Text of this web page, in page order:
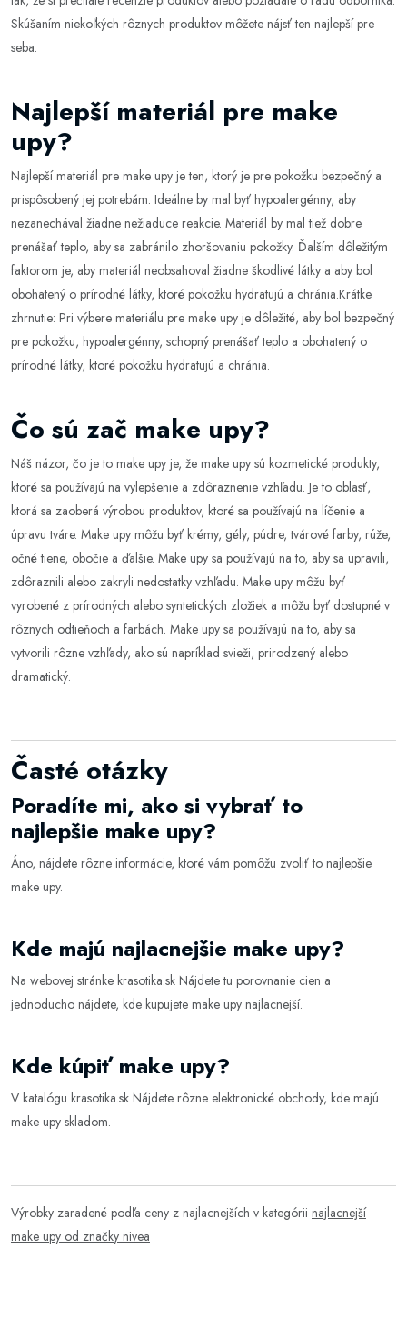
Skúšaním niekoľkých rôznych produktov môžete nájsť ten najlepší pre
seba.
Najlepší materiál pre make
upy?
Najlepší materiál pre make upy je ten, ktorý je pre pokožku bezpečný a
prispôsobený jej potrebám. Ideálne by mal byť hypoalergénny, aby
nezanechával žiadne nežiaduce reakcie. Materiál by mal tiež dobre
prenášať teplo, aby sa zabránilo zhoršovaniu pokožky. Ďalším dôležitým
faktorom je, aby materiál neobsahoval žiadne škodlivé látky a aby bol
obohatený o prírodné látky, ktoré pokožku hydratujú a chránia.Krátke
zhrnutie: Pri výbere materiálu pre make upy je dôležité, aby bol bezpečný
pre pokožku, hypoalergénny, schopný prenášať teplo a obohatený o
prírodné látky, ktoré pokožku hydratujú a chránia.
Čo sú zač make upy?
Náš názor, čo je to make upy je, že make upy sú kozmetické produkty,
ktoré sa používajú na vylepšenie a zdôraznenie vzhľadu. Je to oblasť,
ktorá sa zaoberá výrobou produktov, ktoré sa používajú na líčenie a
úpravu tváre. Make upy môžu byť krémy, gély, púdre, tvárové farby, rúže,
očné tiene, obočie a ďalšie. Make upy sa používajú na to, aby sa upravili,
zdôraznili alebo zakryli nedostatky vzhľadu. Make upy môžu byť
vyrobené z prírodných alebo syntetických zložiek a môžu byť dostupné v
rôznych odtieňoch a farbách. Make upy sa používajú na to, aby sa
vytvorili rôzne vzhľady, ako sú napríklad svieži, prirodzený alebo
dramatický.
Časté otázky
Poradíte mi, ako si vybrať to
najlepšie make upy?
Áno, nájdete rôzne informácie, ktoré vám pomôžu zvoliť to najlepšie
make upy.
Kde majú najlacnejšie make upy?
Na webovej stránke krasotika.sk Nájdete tu porovnanie cien a
jednoducho nájdete, kde kupujete make upy najlacnejší.
Kde kúpiť make upy?
V katalógu krasotika.sk Nájdete rôzne elektronické obchody, kde majú
make upy skladom.
Výrobky zaradené podľa ceny z najlacnejších v kategórii najlacnejší
make upy od značky nivea